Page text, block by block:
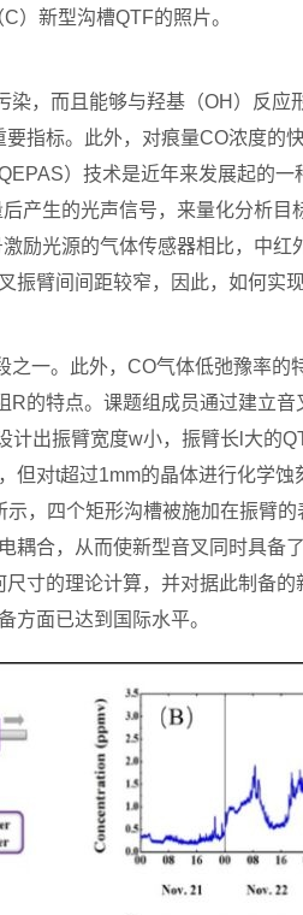
C）新型沟槽QTF的照片。
，而且能够与羟基（OH）反应
指标。此外，对痕量CO浓度的
）技术是近年来发展起的
产生的光声信号，来量化分析
励光源的气体传感器相比，中
臂间间距较窄，因此，如何实
一。此外，CO气体低弛豫率的
的特点。课题组成员通过建立
出振臂宽度w小，振臂长l大的
对t超过1mm的晶体进行化学
，四个矩形沟槽被施加在振臂
合，从而使新型音叉同时具备
寸的理论计算，并对据此制备
方面已达到国际水平。